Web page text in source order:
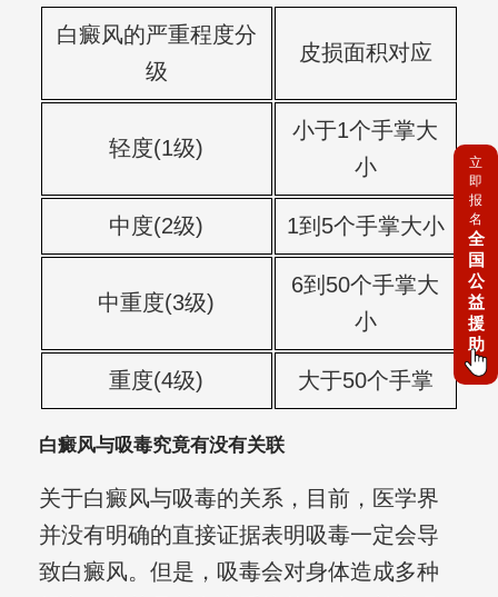
白癜风的严重程度分
级
皮损面积对应
轻度(1级)
小于1个手掌大
小
中度(2级) 1到5个手掌大小
中重度(3级)
6到50个手掌大
小
重度(4级) 大于50个手掌
白癜风与吸毒究竟有没有关联
关于白癜风与吸毒的关系，目前，医学界
并没有明确的直接证据表明吸毒一定会导
致白癜风。但是，吸毒会对身体造成多种
立
即
报
名
全
国
公
益
援
助